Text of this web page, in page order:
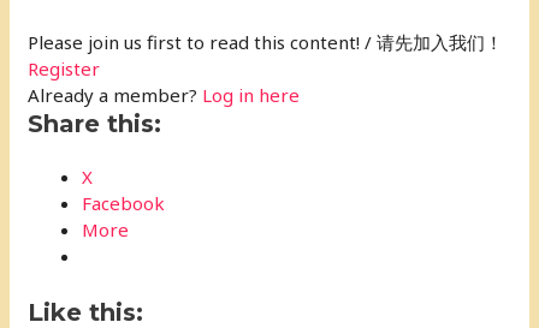
Please join us first to read this content! / 请先加入我们！
Register
Already a member? Log in here
Share this:
X
Facebook
More
Like this: